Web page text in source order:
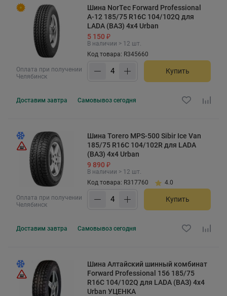
Оплата при получении
Челябинск
Шина NorTec Forward Professional
А-12 185/75 R16C 104/102Q для
LADA (ВАЗ) 4x4 Urban
5 150 ₽
В наличии > 12 шт.
Код товара: R345660
Купить
Доставим завтра Самовывоз сегодня
Оплата при получении
Челябинск
Шина Torero MPS-500 Sibir Ice Van
185/75 R16C 104/102R для LADA
(ВАЗ) 4x4 Urban
9 890 ₽
В наличии > 12 шт.
Код товара: R317760
4.0
Купить
Доставим завтра Самовывоз сегодня
Шина Алтайский шинный комбинат
Forward Professional 156 185/75
R16C 104/102Q для LADA (ВАЗ) 4x4
Urban УЦЕНКА